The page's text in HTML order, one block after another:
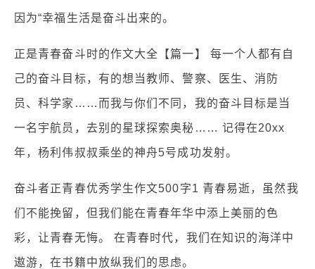
因为“幸福生活是奋斗出来的。
正是青春奋斗时的作文大全【篇一】 每一个人都有自
己的奋斗目标，有的想当教师、警察、医生、消防
员、科学家……而我与你们不同，我的奋斗目标是当
一名宇航员，去别的星球探索奥秘…… 记得在20xx
年，杨利伟叔叔乘坐的神舟5号成功发射。
奋斗者正青春优秀学生作文500字1 青春易逝，虽然我
们不能挽留，但我们能在青春年华中添上美丽的色
彩，让青春无悔。 在青春时代，我们在知识的海洋中
遨游，在书籍中放纵我们的思虑。